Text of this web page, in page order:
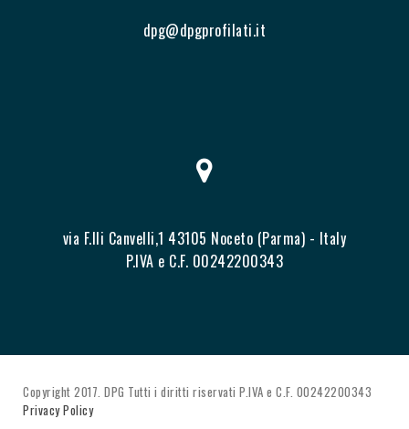
dpg@dpgprofilati.it
via F.lli Canvelli,1 43105 Noceto (Parma) - Italy
P.IVA e C.F. 00242200343
Copyright 2017. DPG Tutti i diritti riservati P.IVA e C.F. 00242200343
Privacy Policy